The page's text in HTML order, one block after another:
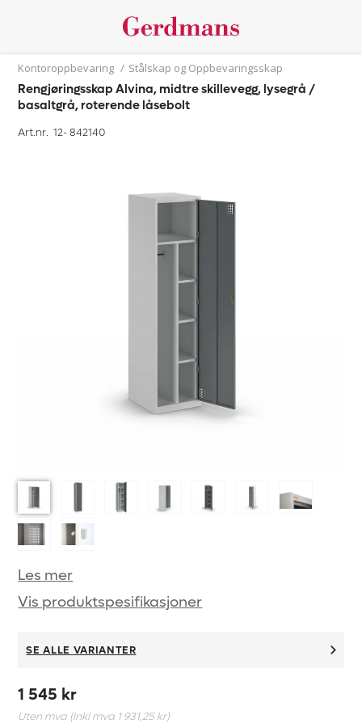
Kontoroppbevaring / Stålskap og Oppbevaringsskap
Rengjøringsskap Alvina, midtre skillevegg, lysegrå /
basaltgrå, roterende låsebolt
Art.nr. 12-842140
Les mer
Vis produktspesifikasjoner
SE ALLE VARIANTER
1 545 kr
Uten mva (Inkl mva 1 931,25 kr)